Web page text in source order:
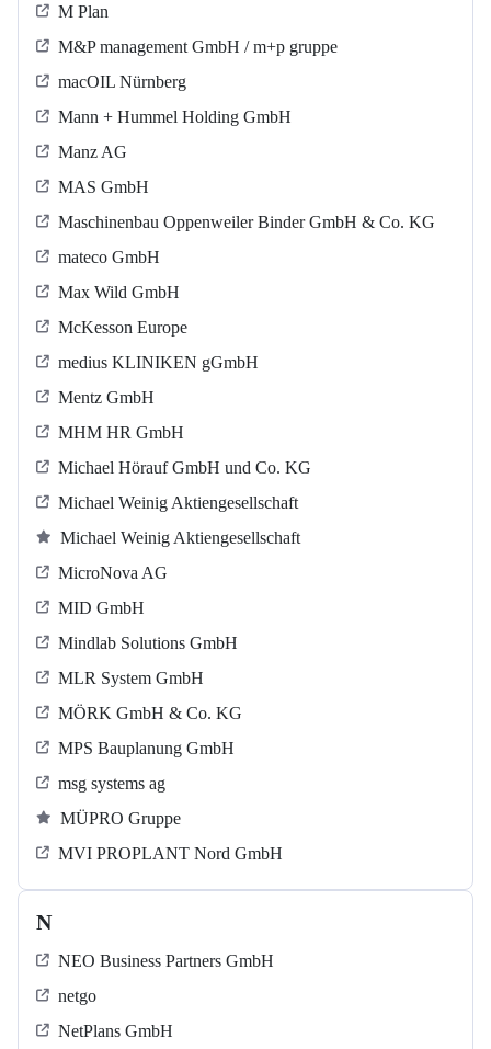
M Plan
M&P management GmbH / m+p gruppe
macOIL Nürnberg
Mann + Hummel Holding GmbH
Manz AG
MAS GmbH
Maschinenbau Oppenweiler Binder GmbH & Co. KG
mateco GmbH
Max Wild GmbH
McKesson Europe
medius KLINIKEN gGmbH
Mentz GmbH
MHM HR GmbH
Michael Hörauf GmbH und Co. KG
Michael Weinig Aktiengesellschaft
Michael Weinig Aktiengesellschaft
MicroNova AG
MID GmbH
Mindlab Solutions GmbH
MLR System GmbH
MÖRK GmbH & Co. KG
MPS Bauplanung GmbH
msg systems ag
MÜPRO Gruppe
MVI PROPLANT Nord GmbH
N
NEO Business Partners GmbH
netgo
NetPlans GmbH